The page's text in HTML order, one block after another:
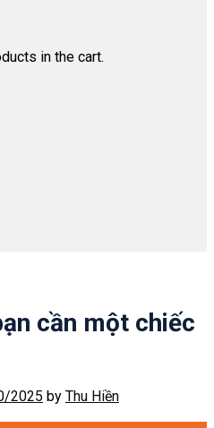
in the cart.
cần một chiếc
2025 by Thu Hiền